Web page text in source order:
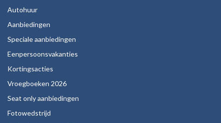
Autohuur
Aanbiedingen
Speciale aanbiedingen
Eenpersoonsvakanties
Kortingsacties
Vroegboeken 2026
Seat only aanbiedingen
Fotowedstrijd